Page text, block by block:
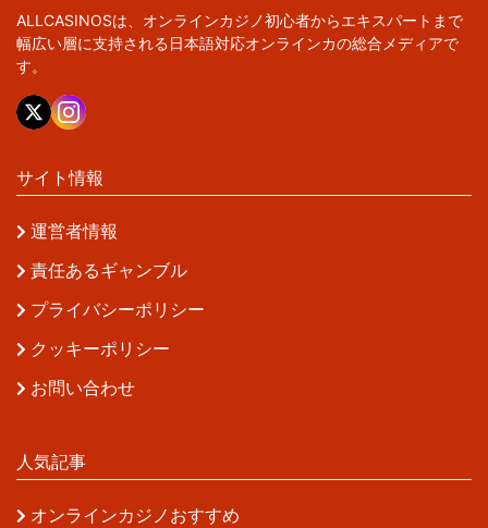
ALLCASINOSは、オンラインカジノ初心者からエキスパートまで
幅広い層に支持される日本語対応オンラインカの総合メディアで
す。
サイト情報
運営者情報
責任あるギャンブル
プライバシーポリシー
クッキーポリシー
お問い合わせ
人気記事
オンラインカジノおすすめ